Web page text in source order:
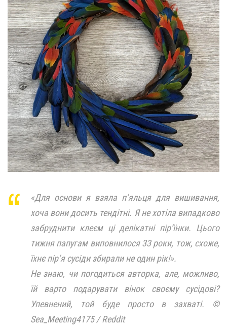
«Для основи я взяла п’яльця для вишивання,
хоча вони досить тендітні. Я не хотіла випадково
забруднити клеєм ці делікатні пір’їнки. Цього
тижня папугам виповнилося 33 роки, тож, схоже,
їхнє пір’я сусіди збирали не один рік!».
Не знаю, чи погодиться авторка, але, можливо,
їй варто подарувати вінок своєму сусідові?
Упевнений, той буде просто в захваті. ©
Sea_Meeting4175 / Reddit